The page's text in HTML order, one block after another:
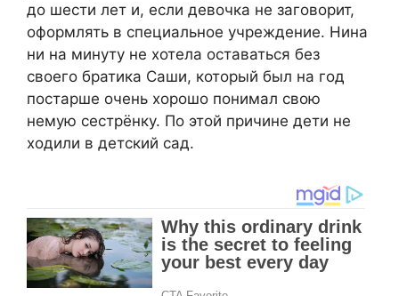
до шести лет и, если девочка не заговорит,
оформлять в специальное учреждение. Нина
ни на минуту не хотела оставаться без
своего братика Саши, который был на год
постарше очень хорошо понимал свою
немую сестрёнку. По этой причине дети не
ходили в детский сад.